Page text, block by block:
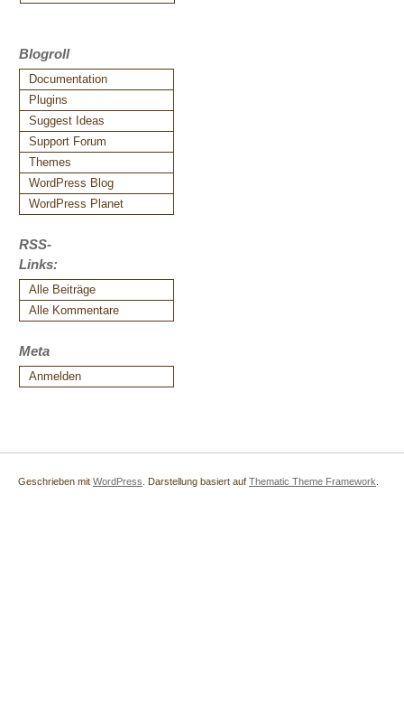
Blogroll
Documentation
Plugins
Suggest Ideas
Support Forum
Themes
WordPress Blog
WordPress Planet
RSS-
Links:
Alle Beiträge
Alle Kommentare
Meta
Anmelden
Geschrieben mit WordPress . Darstellung basiert auf Thematic Theme Framework